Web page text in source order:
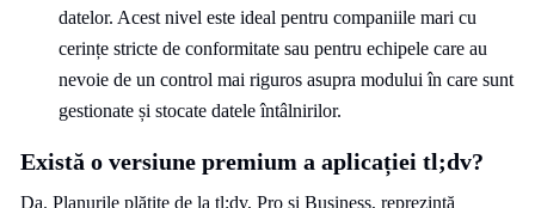
datelor. Acest nivel este ideal pentru companiile mari cu
cerințe stricte de conformitate sau pentru echipele care au
nevoie de un control mai riguros asupra modului în care sunt
gestionate și stocate datele întâlnirilor.
Există o versiune premium a aplicației tl;dv?
Da. Planurile plătite de la tl;dv, Pro și Business, reprezintă